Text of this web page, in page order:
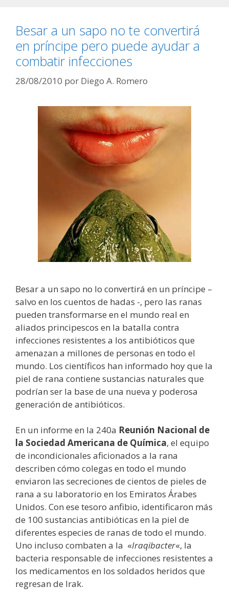
Besar a un sapo no te convertirá
en príncipe pero puede ayudar a
combatir infecciones
28/08/2010 por Diego A. Romero
Besar a un sapo no lo convertirá en un príncipe –
salvo en los cuentos de hadas -, pero las ranas
pueden transformarse en el mundo real en
aliados principescos en la batalla contra
infecciones resistentes a los antibióticos que
amenazan a millones de personas en todo el
mundo. Los científicos han informado hoy que la
piel de rana contiene sustancias naturales que
podrían ser la base de una nueva y poderosa
generación de antibióticos.
En un informe en la 240a Reunión Nacional de
la Sociedad Americana de Química, el equipo
de incondicionales aficionados a la rana
describen cómo colegas en todo el mundo
enviaron las secreciones de cientos de pieles de
rana a su laboratorio en los Emiratos Árabes
Unidos. Con ese tesoro anfibio, identificaron más
de 100 sustancias antibióticas en la piel de
diferentes especies de ranas de todo el mundo.
Uno incluso combaten a la «Iraqibacter«, la
bacteria responsable de infecciones resistentes a
los medicamentos en los soldados heridos que
regresan de Irak.